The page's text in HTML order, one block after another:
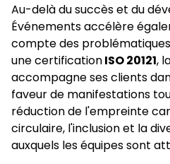
Au-delà du succès et du
Événements accélère
compte des problématiques
une certificationISO 20121,
accompagne ses clients
faveur de manifestations
réduction de l'empreinte
circulaire, l'inclusion et la
auxquels les équipes sont